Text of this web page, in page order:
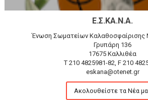
Ε.Σ.ΚΑ.Ν.Α.
Ένωση Σωματείων Καλαθοσφαίρισης
Γρυπάρη 136
17675 Καλλιθέα
T 210 4825981-82, F 210
eskana@otenet.gr
Ακολουθείστε τα Νέα